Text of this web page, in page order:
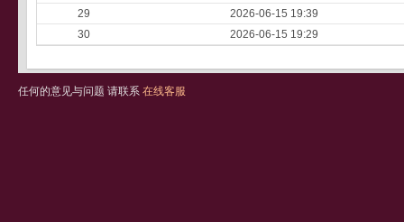
29
2026-06-15 19:39
30
2026-06-15 19:29
任何的意见与问题 请联系 在线客服